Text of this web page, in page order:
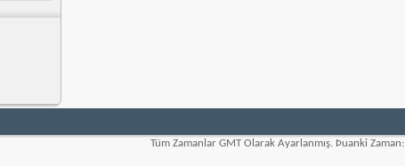
Tüm Zamanlar GMT Olarak Ayarlanmış. Þuanki Zaman: